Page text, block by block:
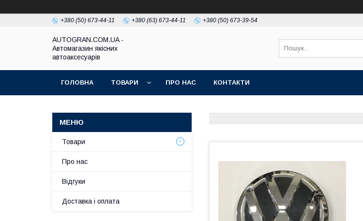
+380 (50) 673-44-11 +380 (63) 673-44-11 +380 (50) 673-39-54
AUTOGRAN.COM.UA -
Автомагазин якісних
автоаксесуарів
ГОЛОВНА ТОВАРИ ПРО НАС КОНТАКТИ
Товари
Про нас
Відгуки
Доставка і оплата